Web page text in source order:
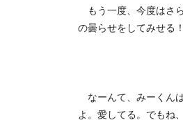
もう一度、今度はさ
の曇らせをしてみせる！
なーんて、みーくん
よ。愛してる。でもね